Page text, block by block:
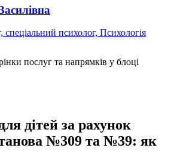
спеціальний психолог, Психологія
дітей за рахунок
№309 та №39: як